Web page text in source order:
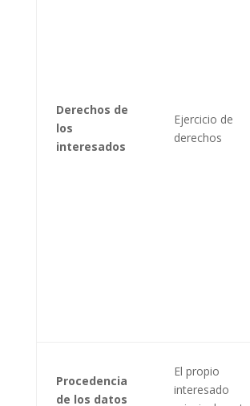
Derechos de
los
interesados
Ejercicio de
derechos
Procedencia
de los datos
El propio
interesado